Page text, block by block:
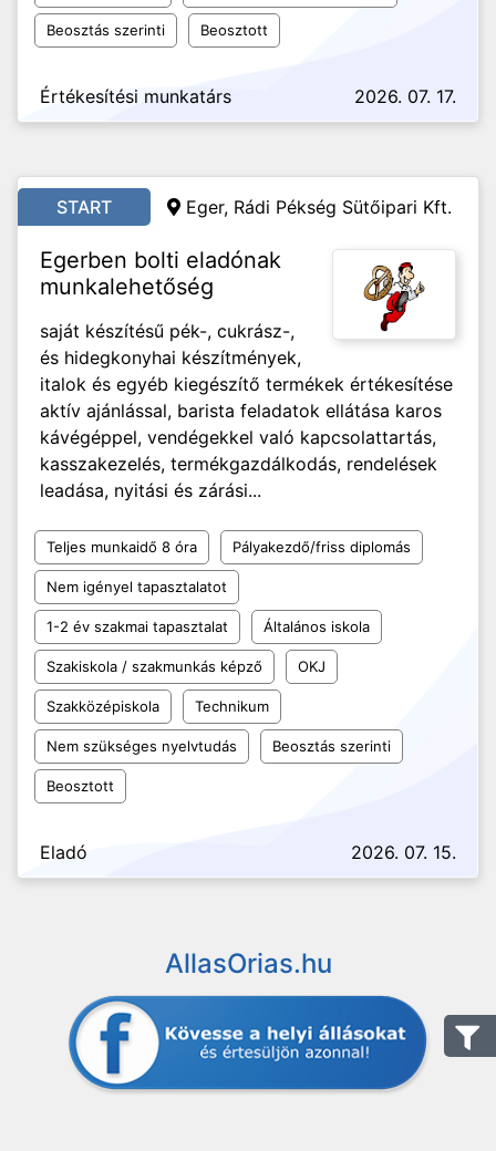
Beosztás szerinti Beosztott
Értékesítési munkatárs 2026. 07. 17.
START Eger, Rádi Pékség Sütőipari Kft.
Egerben bolti eladónak
munkalehetőség
saját készítésű pék-, cukrász-,
és hidegkonyhai készítmények,
italok és egyéb kiegészítő termékek értékesítése
aktív ajánlással, barista feladatok ellátása karos
kávégéppel, vendégekkel való kapcsolattartás,
kasszakezelés, termékgazdálkodás, rendelések
leadása, nyitási és zárási...
Teljes munkaidő 8 óra Pályakezdő/friss diplomás
Nem igényel tapasztalatot
1-2 év szakmai tapasztalat Általános iskola
Szakiskola / szakmunkás képző OKJ
Szakközépiskola Technikum
Nem szükséges nyelvtudás Beosztás szerinti
Beosztott
Eladó 2026. 07. 15.
AllasOrias.hu